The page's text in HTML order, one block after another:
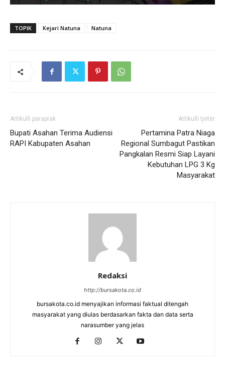
TOPIK Kejari Natuna Natuna
Artikulli paraprak
Bupati Asahan Terima Audiensi
RAPI Kabupaten Asahan
Artikulli tjetër
Pertamina Patra Niaga
Regional Sumbagut Pastikan
Pangkalan Resmi Siap Layani
Kebutuhan LPG 3 Kg
Masyarakat
Redaksi
http://bursakota.co.id
bursakota.co.id menyajikan informasi faktual ditengah
masyarakat yang diulas berdasarkan fakta dan data serta
narasumber yang jelas